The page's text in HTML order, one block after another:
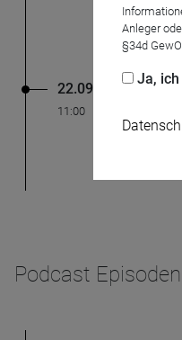
22.09.26
11:00
Podcast Episoden
Anleger
§34d
Ja,
Anbieter